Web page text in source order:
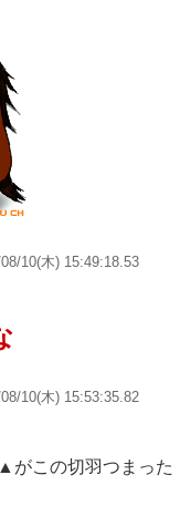
08/10(木) 15:49:18.53
08/10(木) 15:53:35.82
がこの切羽つまった